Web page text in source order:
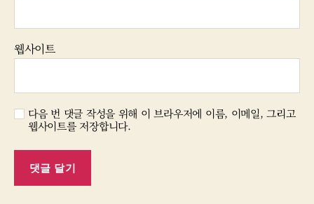
웹사이트
다음 번 댓글 작성을 위해 이 브라우저에 이름, 이메일, 그리고
웹사이트를 저장합니다.